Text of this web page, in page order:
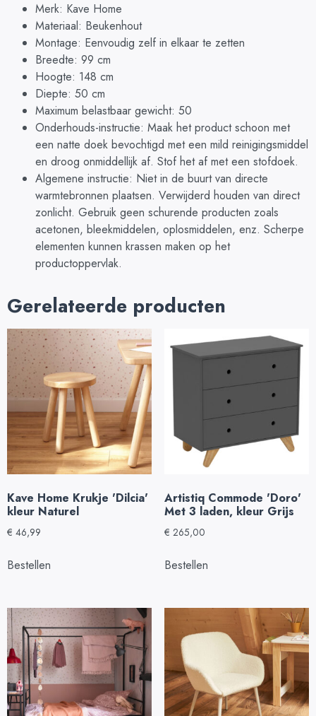
Merk: Kave Home
Materiaal: Beukenhout
Montage: Eenvoudig zelf in elkaar te zetten
Breedte: 99 cm
Hoogte: 148 cm
Diepte: 50 cm
Maximum belastbaar gewicht: 50
Onderhouds-instructie: Maak het product schoon met
een natte doek bevochtigd met een mild reinigingsmiddel
en droog onmiddellijk af. Stof het af met een stofdoek.
Algemene instructie: Niet in de buurt van directe
warmtebronnen plaatsen. Verwijderd houden van direct
zonlicht. Gebruik geen schurende producten zoals
acetonen, bleekmiddelen, oplosmiddelen, enz. Scherpe
elementen kunnen krassen maken op het
productoppervlak.
Gerelateerde producten
Kave Home Krukje 'Dilcia'
kleur Naturel
€ 46,99
Bestellen
Artistiq Commode 'Doro'
Met 3 laden, kleur Grijs
€ 265,00
Bestellen